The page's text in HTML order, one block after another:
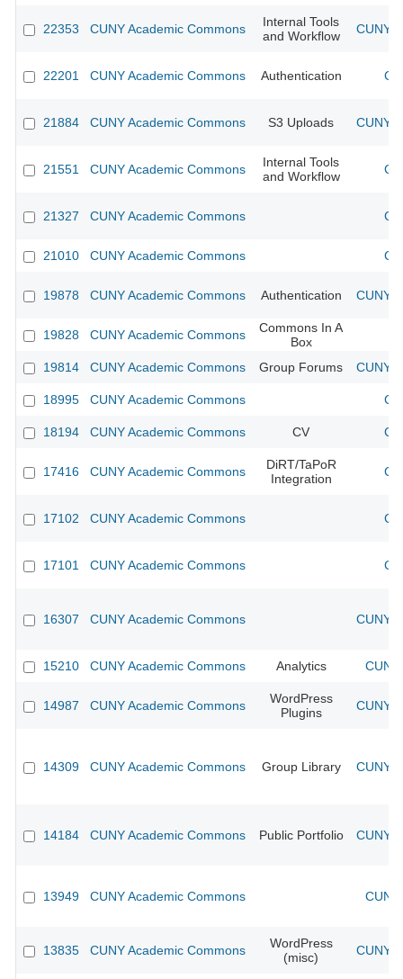
22353 CUNY Academic Commons
Internal Tools
and Workflow
CUNY
22201 CUNY Academic Commons Authentication
21884 CUNY Academic Commons S3 Uploads CUNY
21551 CUNY Academic Commons
Internal Tools
and Workflow
21327 CUNY Academic Commons
21010 CUNY Academic Commons
19878 CUNY Academic Commons Authentication CUNY
19828 CUNY Academic Commons
Commons In A
Box
19814
CUNY Academic Commons Group Forums CUNY
18995 CUNY Academic Commons
18194 CUNY Academic Commons CV
17416 CUNY Academic Commons
DiRT/TaPoR
Integration
17102 CUNY Academic Commons
17101 CUNY Academic Commons
16307 CUNY Academic Commons CUNY
15210 CUNY Academic Commons Analytics
14987 CUNY Academic Commons
WordPress
Plugins
CUNY
14309 CUNY Academic Commons Group Library CUNY
14184 CUNY Academic Commons Public Portfolio CUNY
13949 CUNY Academic Commons
13835 CUNY Academic Commons
WordPress
(misc)
CUNY